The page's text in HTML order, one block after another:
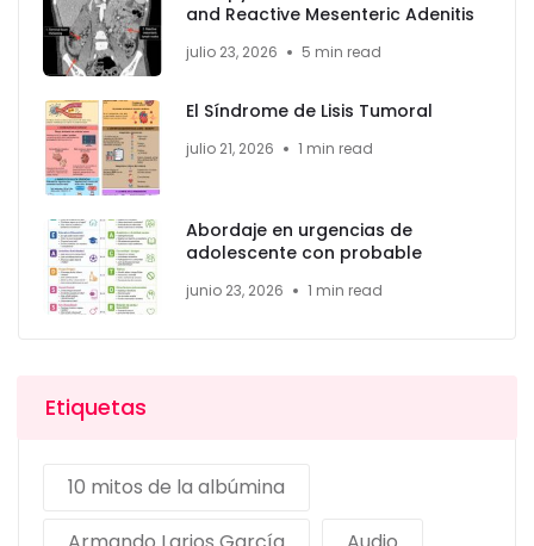
and Reactive Mesenteric Adenitis
julio 23, 2026 5 min read
El Síndrome de Lisis Tumoral
julio 21, 2026 1 min read
Abordaje en urgencias de
adolescente con probable
junio 23, 2026 1 min read
Etiquetas
10 mitos de la albúmina